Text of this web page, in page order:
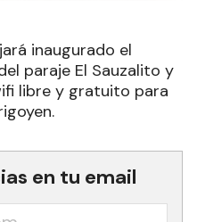
inaugurado el
paraje El Sauzalito y
libre y gratuito para
en tu email